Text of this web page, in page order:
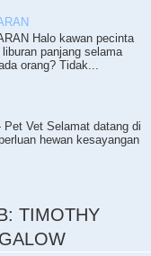
Halo kawan pecinta
panjang selama
orang? Tidak...
Vet Selamat datang di
hewan kesayangan
TIMOTHY